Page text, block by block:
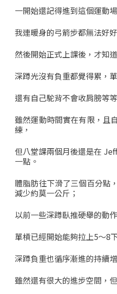
一開始還記得進到這個運動
我連暖身的弓箭步都無法好
然後開始正式上課後，才知
深蹲光沒有負重都覺得累，
還有自己駝背不會收肩膀等
雖然運動時間實在有限，且
練，
但八堂課兩個月後還是在
一點。
體脂肪往下滑了三個百分點
減少約莫一公斤；
以前一些深蹲臥推硬舉的動
單槓已經開始能夠拉上5～8
深蹲負重也循序漸進的持續
雖然還有很大的進步空間，